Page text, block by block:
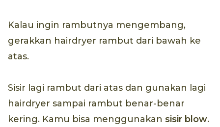
Kalau ingin rambutnya mengembang,
gerakkan hairdryer rambut dari bawah ke
atas.
Sisir lagi rambut dari atas dan gunakan lagi
hairdryer sampai rambut benar-benar
kering. Kamu bisa menggunakan sisir blow.